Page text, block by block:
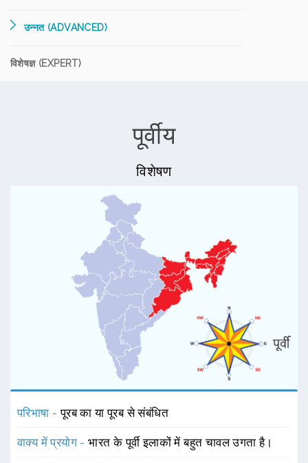
उन्नत (ADVANCED)
विशेषज्ञ (EXPERT)
पूर्वीय
विशेषण
परिभाषा -पूरब का या पूरब से संबंधित
वाक्य में प्रयोग -भारत के पूर्वी इलाकों में बहुत चावल उगता है।